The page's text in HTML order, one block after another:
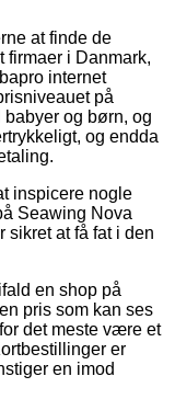
at finde de
firmaer i Danmark,
internet
på
og børn, og
og endda
inspicere nogle
Seawing Nova
sikret at få fat i den
en shop på
pris som kan ses
det meste være et
er
en imod